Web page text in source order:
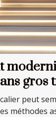
gros
peut
méthodes